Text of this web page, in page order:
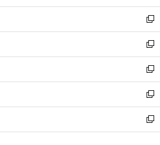
開
く
ウ
で
開
く
ン
ド
ウ
で
開
く
ウ
ィ
ン
ド
ウ
で
開
く
新
し
い
ウ
ィ
ン
ド
ウ
で
開
新
し
い
ウ
ィ
ン
ド
ウ
新
し
い
ウ
ィ
ン
新
し
い
ウ
新
し